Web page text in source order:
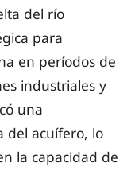
del río
para
en períodos de
industriales y
una
del acuífero, lo
la capacidad de